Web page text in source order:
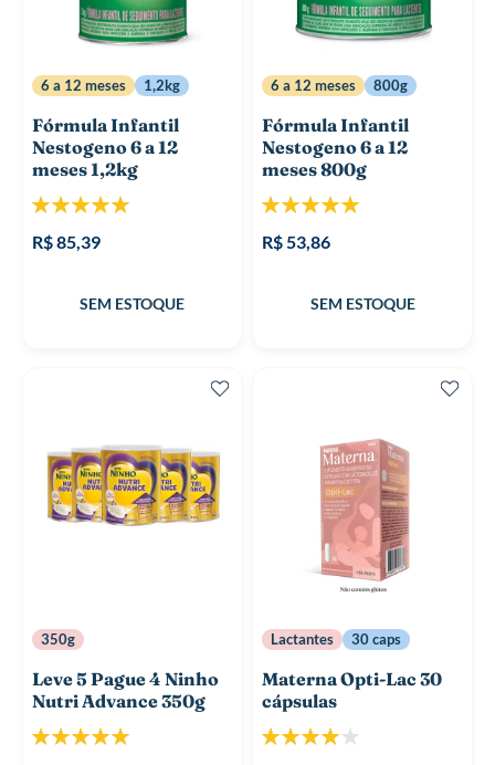
6 a 12 meses 1,2kg
Fórmula Infantil
Nestogeno 6 a 12
meses 1,2kg
Classificação:
R$ 85,39
6 a 12 meses 800g
Fórmula Infantil
Nestogeno 6 a 12
meses 800g
Classificação:
R$ 53,86
350g
Leve 5 Pague 4 Ninho
Nutri Advance 350g
Classificação:
Lactantes 30 caps
Materna Opti-Lac 30
cápsulas
Classificação: